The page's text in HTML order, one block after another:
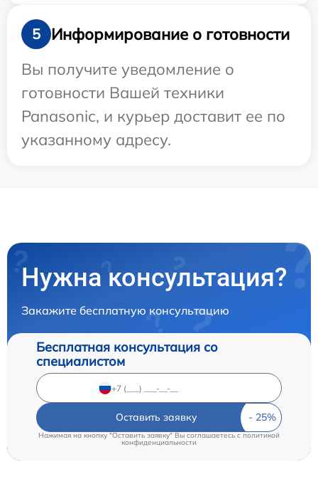
5
Информирование о готовности
Вы получите уведомление о
готовности Вашей техники
Panasonic, и курьер доставит ее по
указанному адресу.
Нужна консультация?
Закажите бесплатную консультацию
Бесплатная консультация со
специалистом
Оставить заявку
Нажимая на кнопку "Оставить заявку" Вы соглашаетесь cполитикой
конфиденциальности